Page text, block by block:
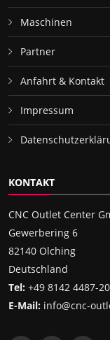
Maschinen
Partner
Anfahrt & Kontakt
Impressum
KONTAKT
CNC Outlet Center
Gewerbering 6
82140 Olching
Deutschland
Tel: +49 8142 4487-
E-Mail: info@cnc-